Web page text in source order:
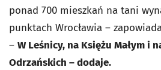
ponad 700 mieszkań na tani
punktach Wrocławia –
– W Leśnicy, na Księżu Małym i
Odrzańskich – dodaje.